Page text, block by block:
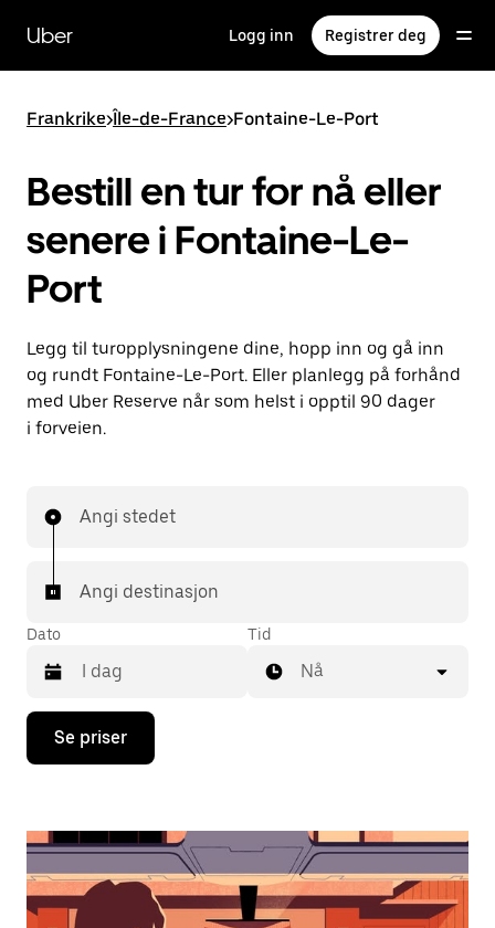
hovedinnholdet
Uber Logg inn Registrer deg
Frankrike>Île-de-France>Fontaine-Le-Port
Bestill en tur for nå eller
senere i Fontaine-Le-
Port
Legg til turopplysningene dine, hopp inn og gå inn
og rundt Fontaine-Le-Port. Eller planlegg på forhånd
med Uber Reserve når som helst i opptil 90 dager
i forveien.
Angi stedet
Angi destinasjon
Dato
Trykk
piltast
åpne
og
velge
Tid
Nå
Se priser